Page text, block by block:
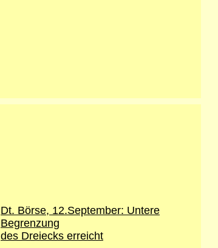
Dt. Börse, 12.September: Untere
Begrenzung
des Dreiecks erreicht